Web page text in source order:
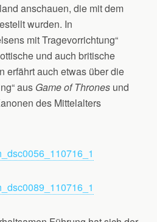
anschauen, die mit dem
wurden. In
mit Tragevorrichtung“
und auch britische
erfährt auch etwas über die
aus Game of Thrones und
des Mittelalters